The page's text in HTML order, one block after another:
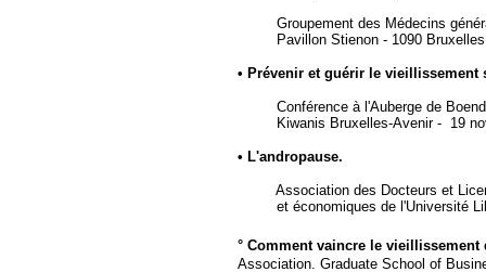
Groupement des Médecins
Pavillon Stienon - 1090 Bruxelles
• Prévenir et guérir le vieillissement
Conférence à l'Auberge de
Kiwanis Bruxelles-Avenir - 19
• L'andropause.
Association des Docteurs et
et économiques de l'Université
° Comment vaincre le
Association. Graduate School of